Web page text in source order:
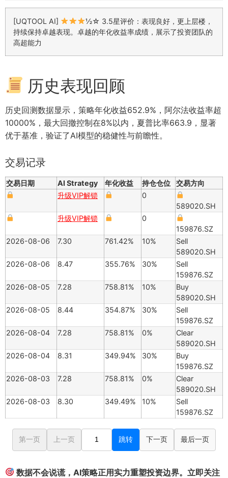
[UQTOOL AI]
½☆ 3.5星评价：表现良好，更上层楼，
持续保持卓越表现。卓越的年化收益率成绩，展示了投资团队的
高超能力
历史表现回顾
历史回测数据显示，策略年化收益652.9%，阿尔法收益率超
10000%，最大回撤控制在8%以内，夏普比率663.9，显著
优于基准，验证了AI模型的稳健性与前瞻性。
交易记录
交易日期 AI Strategy 年化收益 持仓仓位
交易方向
升级VIP解锁
0
589020.SH
升级VIP解锁
0
159876.SZ
2026-08-06
7.30 761.42% 10%
Sell
589020.SH
2026-08-06
8.47 355.76% 30%
Sell
159876.SZ
2026-08-05
7.28 758.81% 10%
Buy
589020.SH
2026-08-05
8.44 354.87% 30%
Sell
159876.SZ
2026-08-04
7.28 758.81% 0%
Clear
589020.SH
2026-08-04
8.31 349.94% 30%
Buy
159876.SZ
2026-08-03
7.28 758.81% 0%
Clear
589020.SH
2026-08-03
8.30 349.49% 10%
Sell
159876.SZ
第一页 上一页 跳转 下一页 最后一页
数据不会说谎，AI策略正用实力重塑投资边界。立即关注